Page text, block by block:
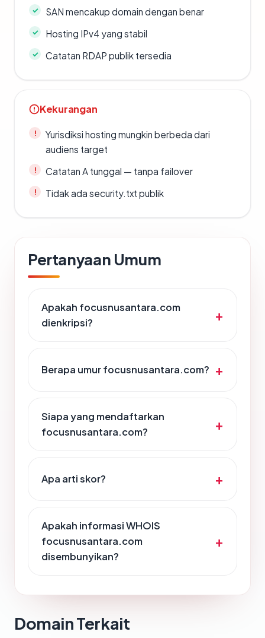
SAN mencakup domain dengan benar
Hosting IPv4 yang stabil
Catatan RDAP publik tersedia
Kekurangan
Yurisdiksi hosting mungkin berbeda dari
audiens target
Catatan A tunggal — tanpa failover
Tidak ada security.txt publik
Pertanyaan Umum
Apakah focusnusantara.com
dienkripsi?
Berapa umur focusnusantara.com?
Siapa yang mendaftarkan
focusnusantara.com?
Apa arti skor?
Apakah informasi WHOIS
focusnusantara.com
disembunyikan?
Domain Terkait